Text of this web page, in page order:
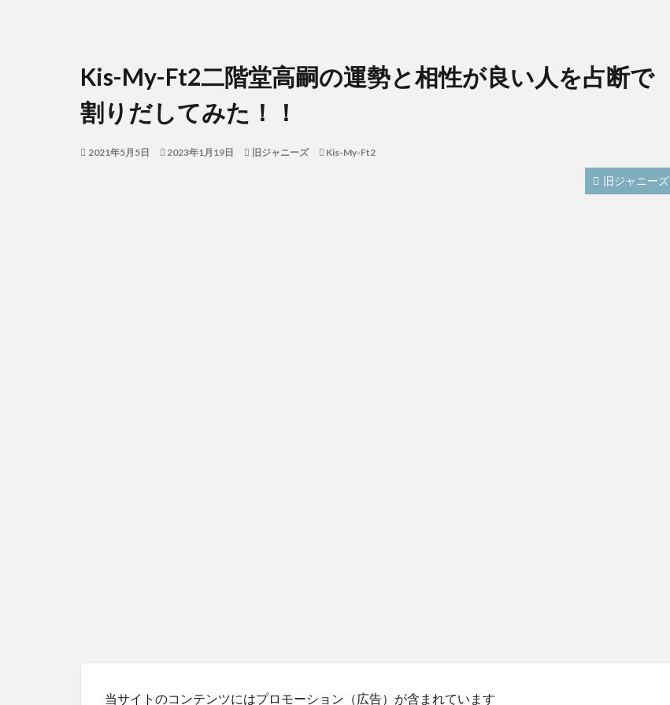
Kis-My-Ft2二階堂高嗣の運勢と相性が良い人を占断で
割りだしてみた！！
2021年5月5日 2023年1月19日 旧ジャニーズ Kis-My-Ft2
旧ジャニーズ
当サイトのコンテンツにはプロモーション（広告）が含まれています